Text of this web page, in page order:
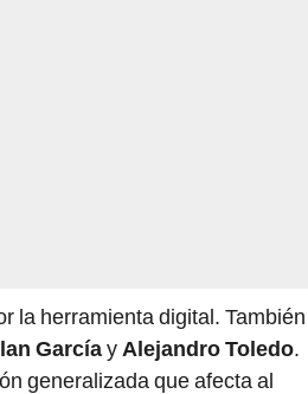
la herramienta digital. También
Garcíay Alejandro Toledo.
generalizada que afecta al